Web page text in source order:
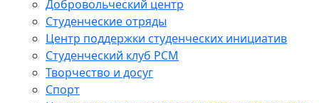
Добровольческий центр
Студенческие отряды
Центр поддержки студенческих инициатив
Студенческий клуб РСМ
Творчество и досуг
Спорт